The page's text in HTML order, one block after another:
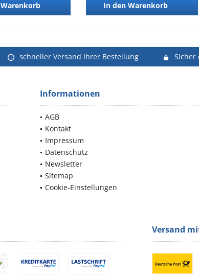
Warenkorb In den Warenkorb
schneller Versand Ihrer Bestellung Sicher
Informationen
AGB
Kontakt
Impressum
Datenschutz
Newsletter
Sitemap
Cookie-Einstellungen
Versand